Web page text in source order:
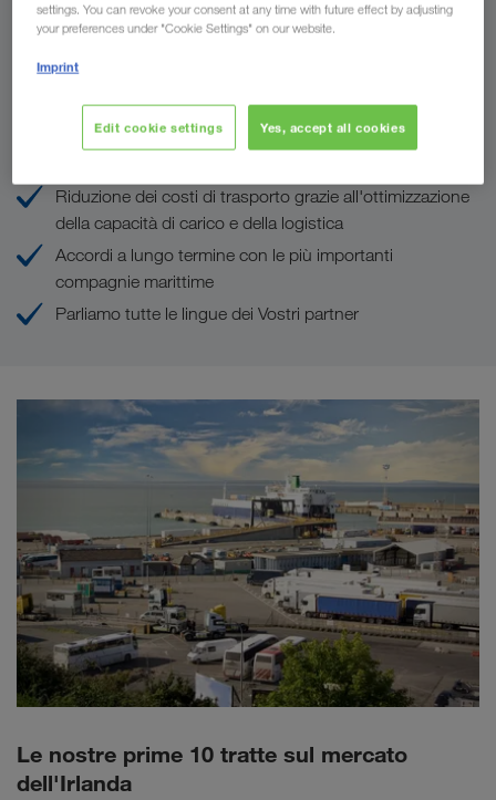
I Vostri vantaggi con LKW WALTER
Riduzione dei costi di trasporto grazie all'ottimizzazione
della capacità di carico e della logistica
Accordi a lungo termine con le più importanti
compagnie marittime
Parliamo tutte le lingue dei Vostri partner
Le nostre prime 10 tratte sul mercato
dell'Irlanda
settings. You can revoke your consent at any time with future effect by adjusting
your preferences under "Cookie Settings" on our website.
Imprint
Edit cookie settings Yes, accept all cookies